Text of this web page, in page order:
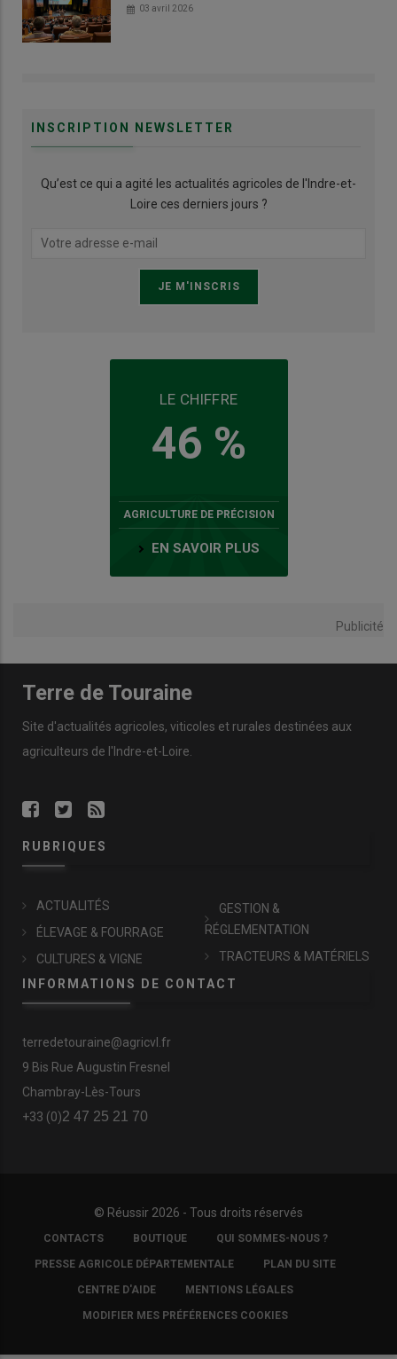
03 avril 2026
INSCRIPTION NEWSLETTER
Qu’est ce qui a agité les actualités agricoles de l'Indre-et-
Loire ces derniers jours ?
LE CHIFFRE
46 %
AGRICULTURE DE PRÉCISION
EN SAVOIR PLUS
Publicité
Terre de Touraine
Site d'actualités agricoles, viticoles et rurales destinées aux
agriculteurs de l'Indre-et-Loire.
RUBRIQUES
ACTUALITÉS
ÉLEVAGE & FOURRAGE
CULTURES & VIGNE
GESTION &
RÉGLEMENTATION
TRACTEURS & MATÉRIELS
INFORMATIONS DE CONTACT
terredetouraine@agricvl.fr
9 Bis Rue Augustin Fresnel
Chambray-Lès-Tours
+33 (0)2 47 25 21 70
© Réussir 2026 - Tous droits réservés
FOOTER
COPYRIGHT
CONTACTS BOUTIQUE QUI SOMMES-NOUS ?
PRESSE AGRICOLE DÉPARTEMENTALE PLAN DU SITE
CENTRE D'AIDE MENTIONS LÉGALES
MODIFIER MES PRÉFÉRENCES COOKIES